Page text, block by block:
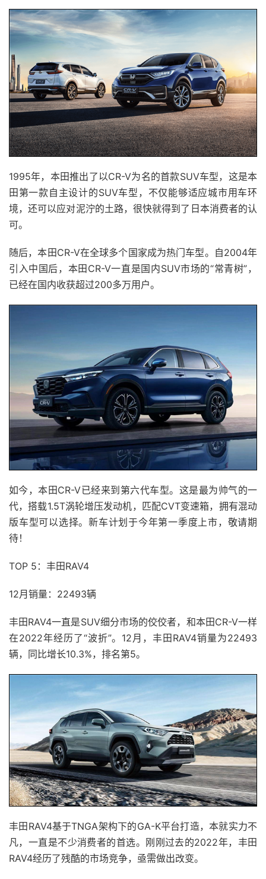
1995年，本田推出了以CR-V为名的首款SUV车型，这是本
田第一款自主设计的SUV车型，不仅能够适应城市用车环
境，还可以应对泥泞的土路，很快就得到了日本消费者的认
可。
随后，本田CR-V在全球多个国家成为热门车型。自2004年
引入中国后，本田CR-V一直是国内SUV市场的“常青树”，
已经在国内收获超过200多万用户。
如今，本田CR-V已经来到第六代车型。这是最为帅气的一
代，搭载1.5T涡轮增压发动机，匹配CVT变速箱，拥有混动
版车型可以选择。新车计划于今年第一季度上市，敬请期
待！
TOP 5：丰田RAV4
12月销量：22493辆
丰田RAV4一直是SUV细分市场的佼佼者，和本田CR-V一样
在2022年经历了“波折”。12月，丰田RAV4销量为22493
辆，同比增长10.3%，排名第5。
丰田RAV4基于TNGA架构下的GA-K平台打造，本就实力不
凡，一直是不少消费者的首选。刚刚过去的2022年，丰田
RAV4经历了残酷的市场竞争，亟需做出改变。